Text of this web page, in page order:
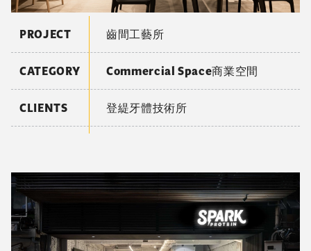
PROJECT 齒間工藝所
CATEGORY Commercial Space商業空間
CLIENTS 登緹牙體技術所